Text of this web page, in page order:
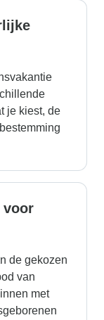
je kiest, de
voor
de gekozen
van
met